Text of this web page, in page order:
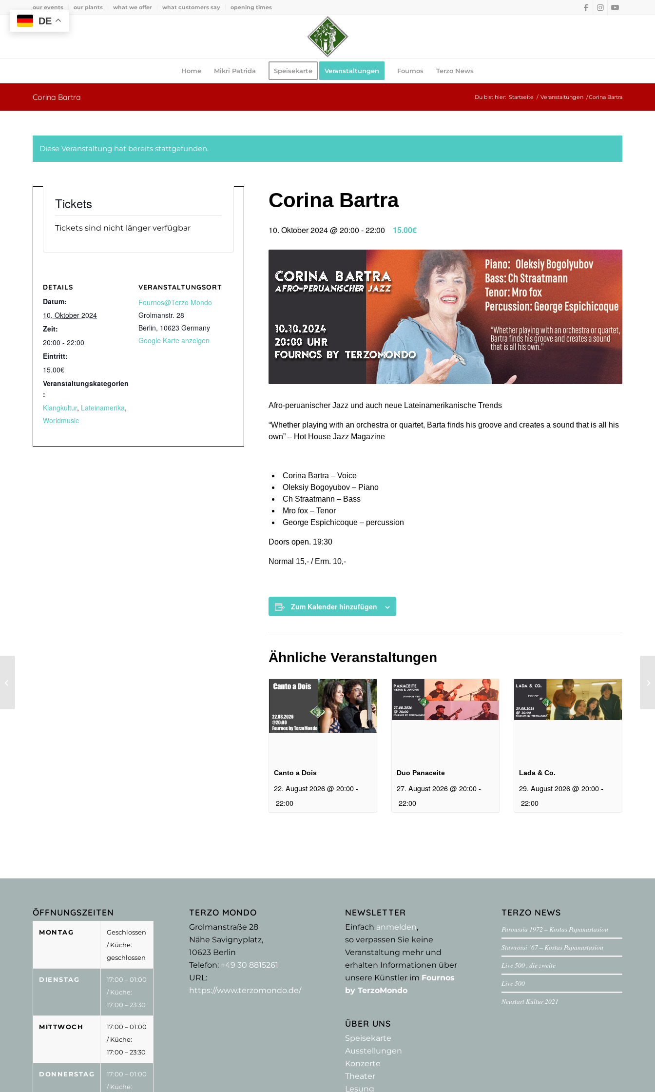
our events our plants what we offer what customers say opening times
Home Mikri Patrida Speisekarte Veranstaltungen Fournos Terzo News
Corina Bartra Du bist hier: Startseite / Veranstaltungen /Corina Bartra
Diese Veranstaltung hat bereits stattgefunden.
Corina Bartra
10. Oktober 2024 @ 20:00 -22:00 15.00€
Afro-peruanischer Jazz und auch neue Lateinamerikanische Trends
“Whether playing with an orchestra or quartet, Barta finds his groove and creates a sound that is all his
own” – Hot House Jazz Magazine
Corina Bartra – Voice
Oleksiy Bogoyubov – Piano
Ch Straatmann – Bass
Mro fox – Tenor
George Espichicoque – percussion
Doors open. 19:30
Normal 15,- / Erm. 10,-
Zum Kalender hinzufügen
Ähnliche Veranstaltungen
Canto a Dois
22. August 2026 @ 20:00-
22:00
Duo Panaceite
27. August 2026 @ 20:00 -
22:00
Lada & Co.
29. August 2026 @ 20:00 -
22:00
DETAILS
Datum:
10. Oktober 2024
Zeit:
20:00 - 22:00
Eintritt:
15.00€
Veranstaltungskategorien
:
Klangkultur, Lateinamerika,
Worldmusic
VERANSTALTUNGSORT
Fournos@Terzo Mondo
Grolmanstr. 28
Berlin, 10623 Germany
Google Karte anzeigen
Tickets
Tickets sind nicht länger verfügbar
ÖFFNUNGSZEITEN
MONTAG
Geschlossen
/ Küche:
geschlossen
DIENSTAG
17:00 – 01:00
/ Küche:
17:00 – 23:30
MITTWOCH
17:00 – 01:00
/ Küche:
17:00 – 23:30
DONNERSTAG
17:00 – 01:00
/ Küche:
TERZO MONDO
Grolmanstraße 28
Nähe Savignyplatz,
10623Berlin
Telefon: +49 30 8815261
URL:
https://www.terzomondo.de/
NEWSLETTER
Einfach anmelden,
so verpassen Sie keine
Veranstaltung mehr und
erhalten Informationen über
unsere Künstler im Fournos
by TerzoMondo
ÜBER UNS
Speisekarte
Ausstellungen
Konzerte
Theater
Lesung
TERZO NEWS
Paroussia 1972 – Kostas Papanastasiou
Stawrossi ´67 – Kostas Papanastasiou
Live 500 , die zweite
Live 500
Neustart Kultur 2021
DE